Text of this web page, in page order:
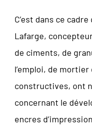
C’est dans ce
Lafarge,
de ciments, de
l’emploi, de
constructives, ont
concernant le
encres